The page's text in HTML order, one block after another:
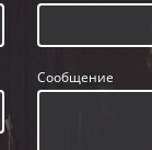
Сообщение